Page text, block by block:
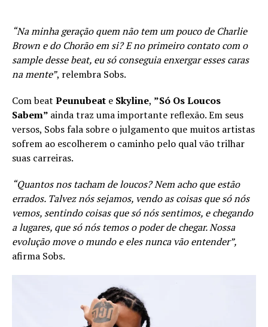
“Na minha geração quem não tem um pouco de Charlie
Brown e do Chorão em si? E no primeiro contato com o
sample desse beat, eu só conseguia enxergar esses caras
na mente”, relembra Sobs.
Com beat Peunubeat e Skyline, ”Só Os Loucos
Sabem” ainda traz uma importante reflexão. Em seus
versos, Sobs fala sobre o julgamento que muitos artistas
sofrem ao escolherem o caminho pelo qual vão trilhar
suas carreiras.
“Quantos nos tacham de loucos? Nem acho que estão
errados. Talvez nós sejamos, vendo as coisas que só nós
vemos, sentindo coisas que só nós sentimos, e chegando
a lugares, que só nós temos o poder de chegar. Nossa
evolução move o mundo e eles nunca vão entender”,
afirma Sobs.